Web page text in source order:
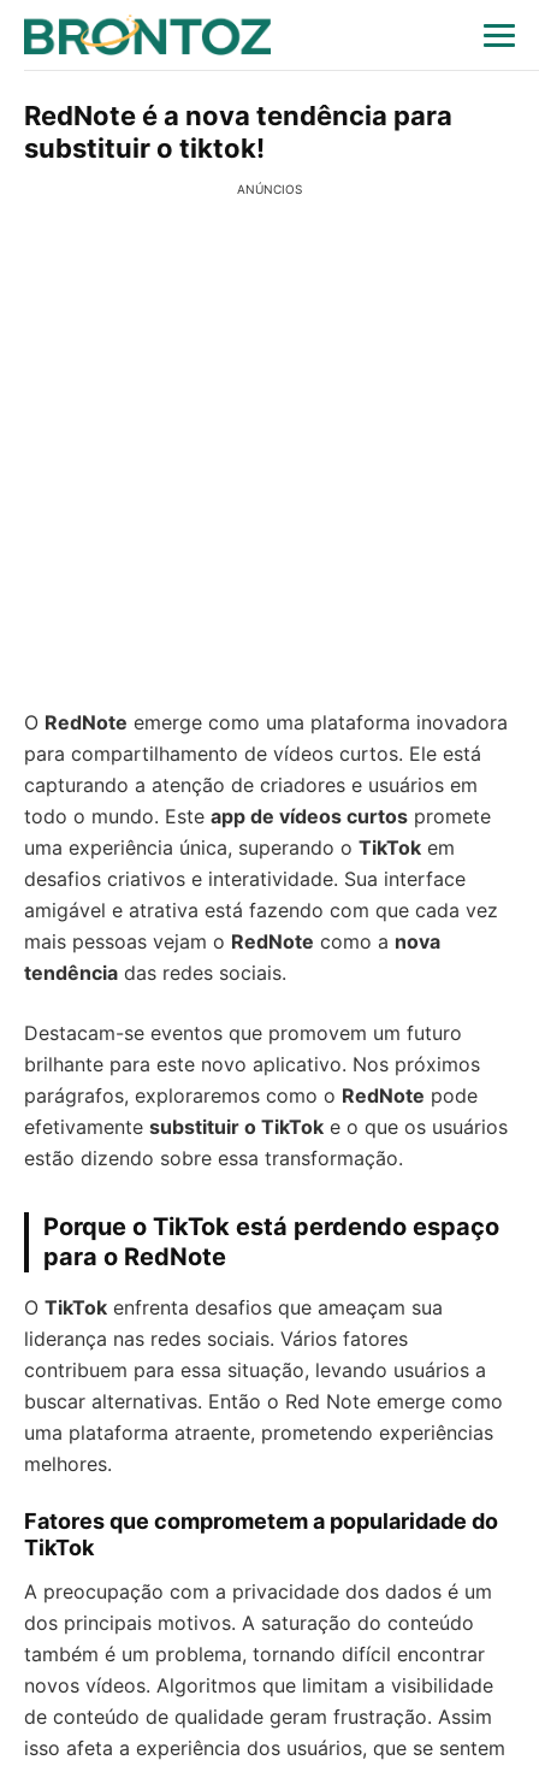
RedNote é a nova tendência para
substituir o tiktok!
ANÚNCIOS
O RedNote emerge como uma plataforma inovadora
para compartilhamento de vídeos curtos. Ele está
capturando a atenção de criadores e usuários em
todo o mundo. Este app de vídeos curtos promete
uma experiência única, superando o TikTok em
desafios criativos e interatividade. Sua interface
amigável e atrativa está fazendo com que cada vez
mais pessoas vejam o RedNote como a nova
tendência das redes sociais.
Destacam-se eventos que promovem um futuro
brilhante para este novo aplicativo. Nos próximos
parágrafos, exploraremos como o RedNote pode
efetivamente substituir o TikTok e o que os usuários
estão dizendo sobre essa transformação.
Porque o TikTok está perdendo espaço
para o RedNote
O TikTok enfrenta desafios que ameaçam sua
liderança nas redes sociais. Vários fatores
contribuem para essa situação, levando usuários a
buscar alternativas. Então o Red Note emerge como
uma plataforma atraente, prometendo experiências
melhores.
Fatores que comprometem a popularidade do
TikTok
A preocupação com a privacidade dos dados é um
dos principais motivos. A saturação do conteúdo
também é um problema, tornando difícil encontrar
novos vídeos. Algoritmos que limitam a visibilidade
de conteúdo de qualidade geram frustração. Assim
isso afeta a experiência dos usuários, que se sentem